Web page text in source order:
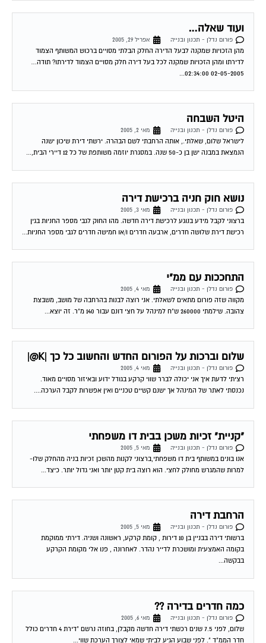
ועוד שאלה…
פורום נדלן - תכנון ובנייה
אפריל 29, 2005
מהן הזכויות שמקנה לבעל הדירה החלק הבלתי מסויים ברכוש המשותף הצמוד
לדירתו ומהן הזכויות שמקנה לכל בעל דירה חלק מסויים הצמוד לדירתו? תודה…
02-05-2005 02:34:00...
היטל השבחה
פורום נדלן - תכנון ובנייה
מאי 2, 2005
לישראל שלום, שאלתי., אותה הרחבתי לשם הבהרה. ירשתי דירת שיכון ישנה
הנמצאת במבנה ישן בן כ-50 שנה. במסגרת יוזמה משותפת של כל 12 דיירי הבית,...
נושא חוק חניה ברכישת דירה
פורום נדלן - תכנון ובנייה
מאי 3, 2005
ברצוני לקבל מידע בנוגע לרכישת דירה חדשה. מהו החוק לגבי מספר החניות בגין
רכישת דירת שלושה חדרים, ארבעה חדרים ו/או חמישה חדרים לגבי מספר החניות...
התחככות עם ממ"י
פורום נדלן - תכנון ובנייה
מאי 4, 2005
מקווה שזה פורום מתאים לשאלתי. אני רוצה לבנות בהרחבה של מושב, משבצת
צהובה. שילמתי 260000 ש"ח למינהל על חצי דונם עבור 140 מ"ר. זה יוצא...
שלום וברכות על הפורום החדש והחשוב כל כך |K@|
פורום נדלן - תכנון ובנייה
מאי 4, 2005
רציתי לדעת איך אני יכולה לברר שווי קרקע בגודל ידוע ובאיזור מסויים מאוד.
נכנסתי לאתר של המינהל אך ישנם קשיים טכניים ואין אפשרות לקבל הערכה....
"קניית" זכיות משכן בבית דו משפחתי
פורום נדלן - תכנון ובנייה
מאי 5, 2005
אנו בונים במשותף בית דו משפחתי,ברצוני לקנות מהשכן זכיות בניה מהחלק שלו-
למרות שהמגרש מחולק לחצי. הוא רוצה בית קטן יותר ואני גדול יותר. כיצד...
הרחבת דירה
פורום נדלן - תכנון ובנייה
מאי 5, 2005
ברשותי דירה בבניין בן 10 דירות , קומת קרקע, ראשונה ושניה. דירתי ממוקמת
בקומה האמצעית ומושכרת לדייר נהדר. לאחרונה , פנו אלי מקומת הקרקע
בבקשה...
כמה חדרים בדירה ??
פורום נדלן - תכנון ובנייה
מאי 6, 2005
שלום, לפני 7.5 שנים רכשתי דירה חדשה מקבלן, בחוזה נרשם "דירת 4 חדרים כולל
חדר הממ"ד ". לפני שבוע הגיע לביתי שמאי לצורך הערכת שווי...